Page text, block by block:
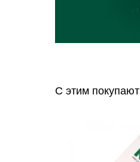
С этим покупают